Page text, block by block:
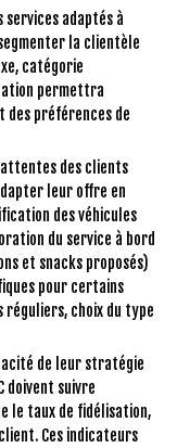
services adaptés à
la clientèle
catégorie
permettra
des préférences de
attentes des clients
leur offre en
des véhicules
du service à bord
et snacks proposés)
pour certains
choix du type
de leur stratégie
doivent suivre
le taux de fidélisation,
Ces indicateurs